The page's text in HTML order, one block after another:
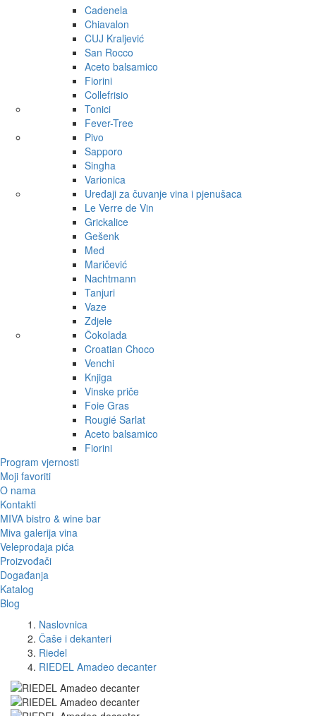
Cadenela
Chiavalon
CUJ Kraljević
San Rocco
Aceto balsamico
Fiorini
Collefrisio
Tonici
Fever-Tree
Pivo
Sapporo
Singha
Varionica
Uređaji za čuvanje vina i pjenušaca
Le Verre de Vin
Grickalice
Gešenk
Med
Maričević
Nachtmann
Tanjuri
Vaze
Zdjele
Čokolada
Croatian Choco
Venchi
Knjiga
Vinske priče
Foie Gras
Rougié Sarlat
Aceto balsamico
Fiorini
Program vjernosti
Moji favoriti
O nama
Kontakti
MIVA bistro & wine bar
Miva galerija vina
Veleprodaja pića
Proizvođači
Događanja
Katalog
Blog
Naslovnica
Čaše i dekanteri
Riedel
RIEDEL Amadeo decanter